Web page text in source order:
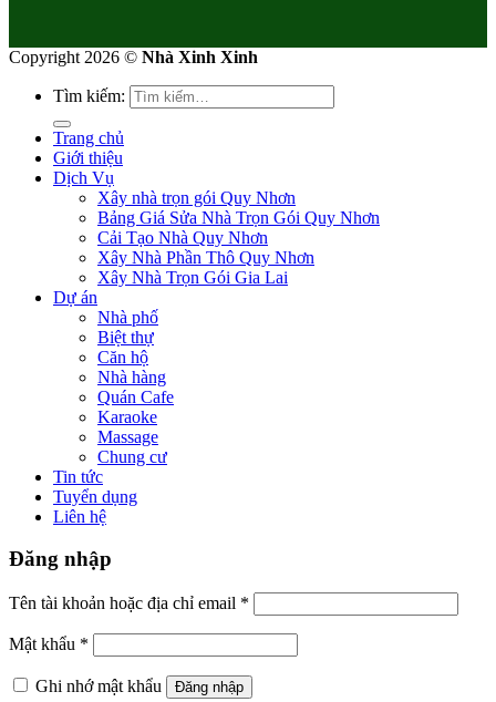
Copyright 2026 © Nhà Xinh Xinh
Tìm kiếm:
Trang chủ
Giới thiệu
Dịch Vụ
Xây nhà trọn gói Quy Nhơn
Bảng Giá Sửa Nhà Trọn Gói Quy Nhơn
Cải Tạo Nhà Quy Nhơn
Xây Nhà Phần Thô Quy Nhơn
Xây Nhà Trọn Gói Gia Lai
Dự án
Nhà phố
Biệt thự
Căn hộ
Nhà hàng
Quán Cafe
Karaoke
Massage
Chung cư
Tin tức
Tuyển dụng
Liên hệ
Đăng nhập
Tên tài khoản hoặc địa chỉ email *
Mật khẩu *
Ghi nhớ mật khẩu Đăng nhập